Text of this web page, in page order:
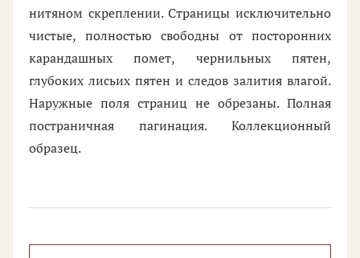
нитяном скреплении. Страницы исключительно
чистые, полностью свободны от посторонних
карандашных помет, чернильных пятен,
глубоких лисьих пятен и следов залития влагой.
Наружные поля страниц не обрезаны. Полная
постраничная пагинация. Коллекционный
образец.